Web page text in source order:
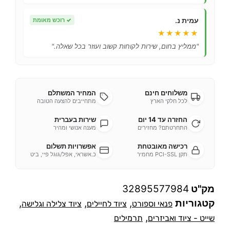
עמית נ. ✓ רוכש מאומת
★★★★★
"ממליץ בחום, שירות לקוחות קשוב ועוזר בכל שאלה."
משלוחים חינם
לכל חלקי הארץ
המחיר המשתלם
מתחייבים להצעה הטובה
החזרה עד 14 יום
התחרטתם? מחזירים
שירות בעברית
מענה אנושי ומהיר
רכישה מאובטחת
תקן PCI-SSL מחמיר
אפשרויות תשלום
כ.אשראי, אפל/גוגל פיי, ביט
מק"ט 32895577984
קטגוריות פנאי וספורט, ציוד לחיילים, ציוד צלילה וגלישה,
שייט - ציוד ואביזרים, תרמילים